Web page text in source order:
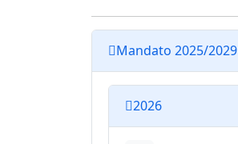
Mandato 2025/2029
2026